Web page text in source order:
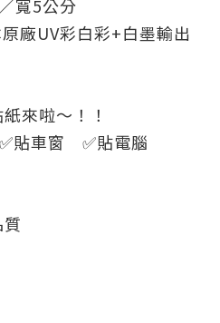
寬5公分
廠UV彩白彩+白墨輸出
來啦～！！
貼車窗　✅貼電腦